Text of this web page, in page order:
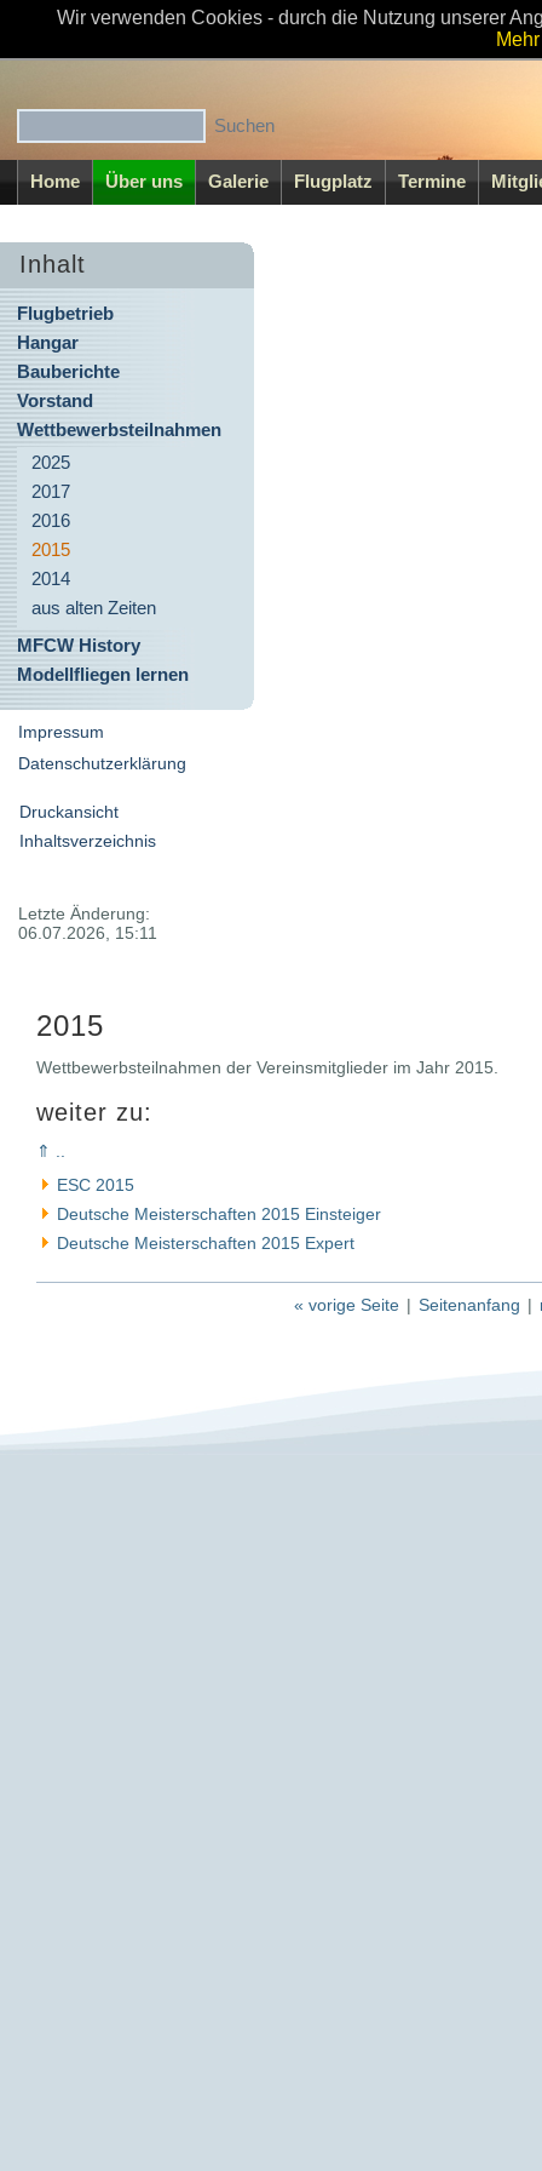
Willkommen beim MFC-Walsrode
Home Über uns Galerie Flugplatz Termine
Inhalt
Flugbetrieb
Hangar
Bauberichte
Vorstand
Wettbewerbsteilnahmen
2025
2017
2016
2015
2014
aus alten Zeiten
MFCW History
Modellfliegen lernen
Impressum
Datenschutzerklärung
Druckansicht
Inhaltsverzeichnis
Letzte Änderung:
06.07.2026, 15:11
2015
Wettbewerbsteilnahmen der Vereinsmitglieder im Jahr 2015.
weiter zu:
⇑ ..
ESC 2015
Deutsche Meisterschaften 2015 Einsteiger
Deutsche Meisterschaften 2015 Expert
« vorige Seite | Seitenanfang |
Wir verwenden Cookies - durch die Nutzung unserer